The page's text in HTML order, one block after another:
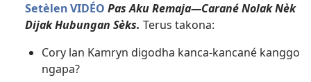
Setèlen VIDÉO Pas Aku Remaja—Carané Nolak Nèk
Dijak Hubungan Sèks. Terus takona:
Cory lan Kamryn digodha kanca-kancané kanggo
ngapa?